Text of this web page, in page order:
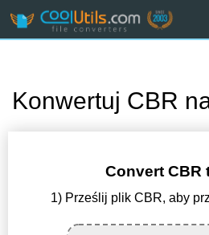
Konwertuj CBR
Convert CBR
1) Prześlij plik CBR, aby